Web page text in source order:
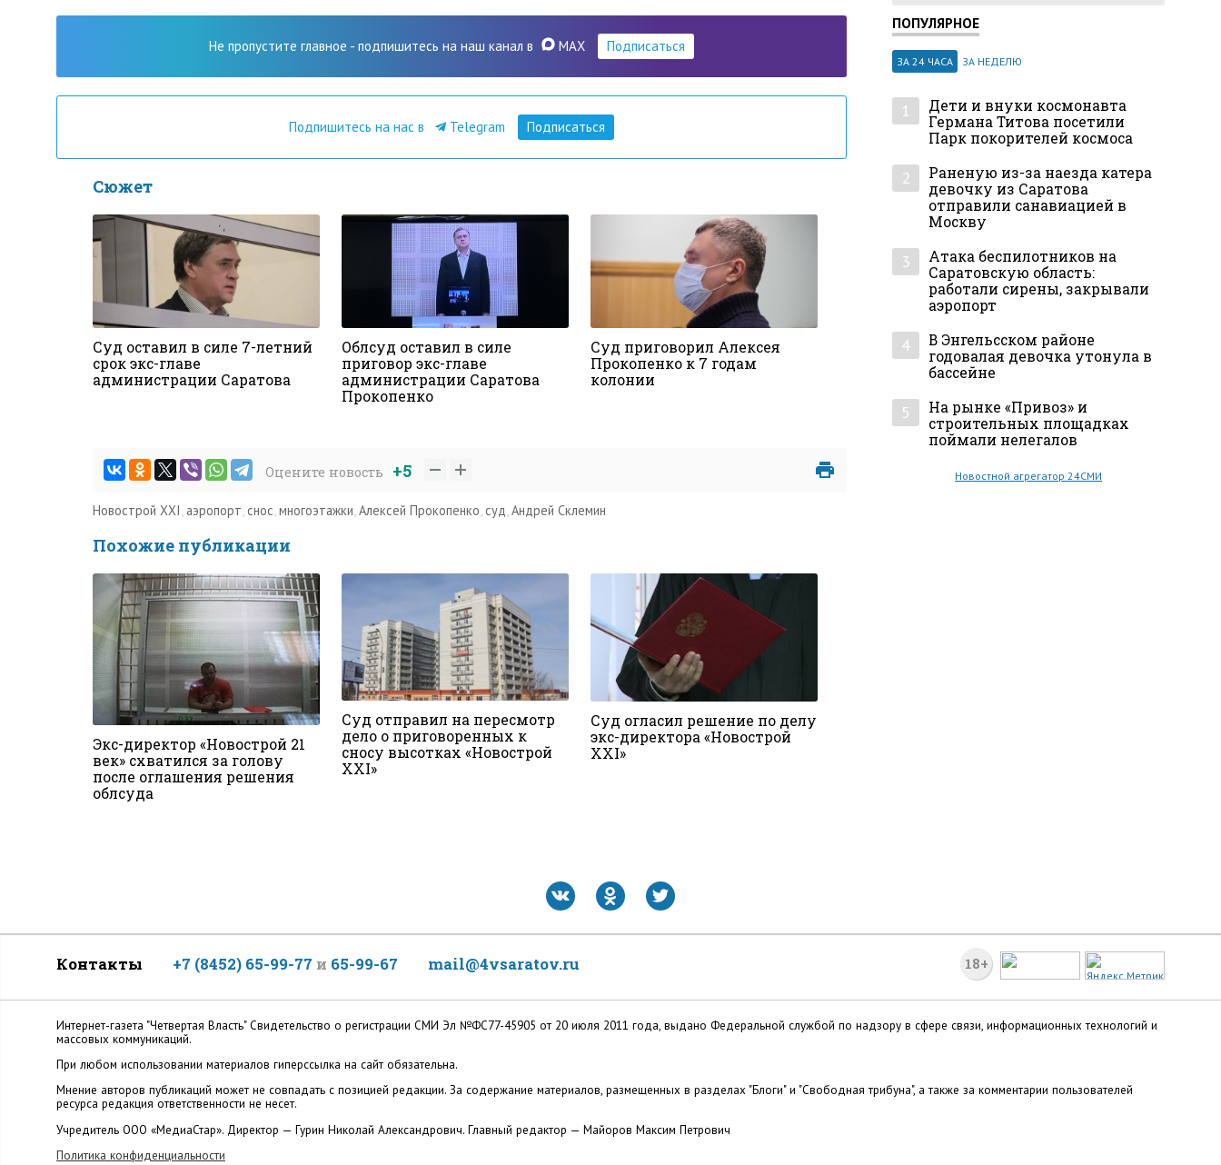
Не пропустите главное - подпишитесь на наш канал в MAX Подписаться
Подпишитесь на нас в Telegram Подписаться
Сюжет
Суд оставил в силе 7-летний
срок экс-главе
администрации Саратова
Облсуд оставил в силе
приговор экс-главе
администрации Саратова
Прокопенко
Суд приговорил Алексея
Прокопенко к 7 годам
колонии
Оцените новость +5
Новострой XXI аэропорт снос многоэтажки Алексей Прокопенко суд Андрей Склемин
Похожие публикации
Экс-директор «Новострой 21
век» схватился за голову
после оглашения решения
облсуда
Суд отправил на пересмотр
дело о приговоренных к
сносу высотках «Новострой
XXI»
Суд огласил решение по делу
экс-директора «Новострой
XXI»
ПОПУЛЯРНОЕ
ЗА 24 ЧАСА ЗА НЕДЕЛЮ
1
Дети и внуки космонавта
Германа Титова посетили
Парк покорителей космоса
2
Раненую из-за наезда катера
девочку из Саратова
отправили санавиацией в
Москву
3
Атака беспилотников на
Саратовскую область:
работали сирены, закрывали
аэропорт
4
В Энгельсском районе
годовалая девочка утонула в
бассейне
5
На рынке «Привоз» и
строительных площадках
поймали нелегалов
Новостной агрегатор 24СМИ
18+
Контакты +7 (8452) 65-99-77 и 65-99-67 mail@4vsaratov.ru
Интернет-газета "Четвертая Власть" Cвидетельство о регистрации СМИ Эл №ФС77-45905 от 20 июля 2011 года, выдано Федеральной службой по надзору в сфере связи, информационных технологий и
массовых коммуникаций.
При любом использовании материалов гиперссылка на сайт обязательна.
Мнение авторов публикаций может не совпадать с позицией редакции. За содержание материалов, размещенных в разделах "Блоги" и "Свободная трибуна", а также за комментарии пользователей
ресурса редакция ответственности не несет.
Учредитель ООО «МедиаСтар». Директор — Гурин Николай Александрович. Главный редактор — Майоров Максим Петрович
Политика конфиденциальности